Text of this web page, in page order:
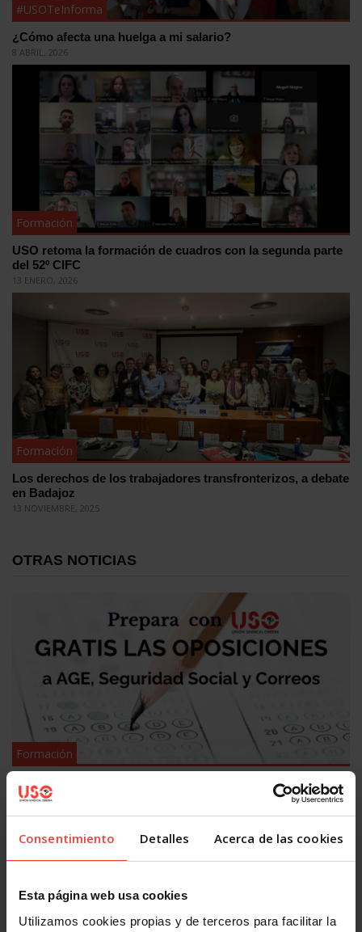
Consentimiento Detalles Acerca de las cookies
Esta página web usa cookies
Utilizamos cookies propias y de terceros para facilitar la
#USOTeInforma
¿Cómo afecta una huelga a mi salario?
8 ABRIL, 2026
Formación
USO retoma la formación de cuadros con la segunda parte
del 52º CIFC
13 ENERO, 2026
Formación
Los derechos de los trabajadores transfronterizos, a debate
en Badajoz
13 NOVIEMBRE, 2025
OTRAS NOTICIAS
Formación
Prepara gratis con USO las oposiciones a AGE, Seguridad
Social y Correos